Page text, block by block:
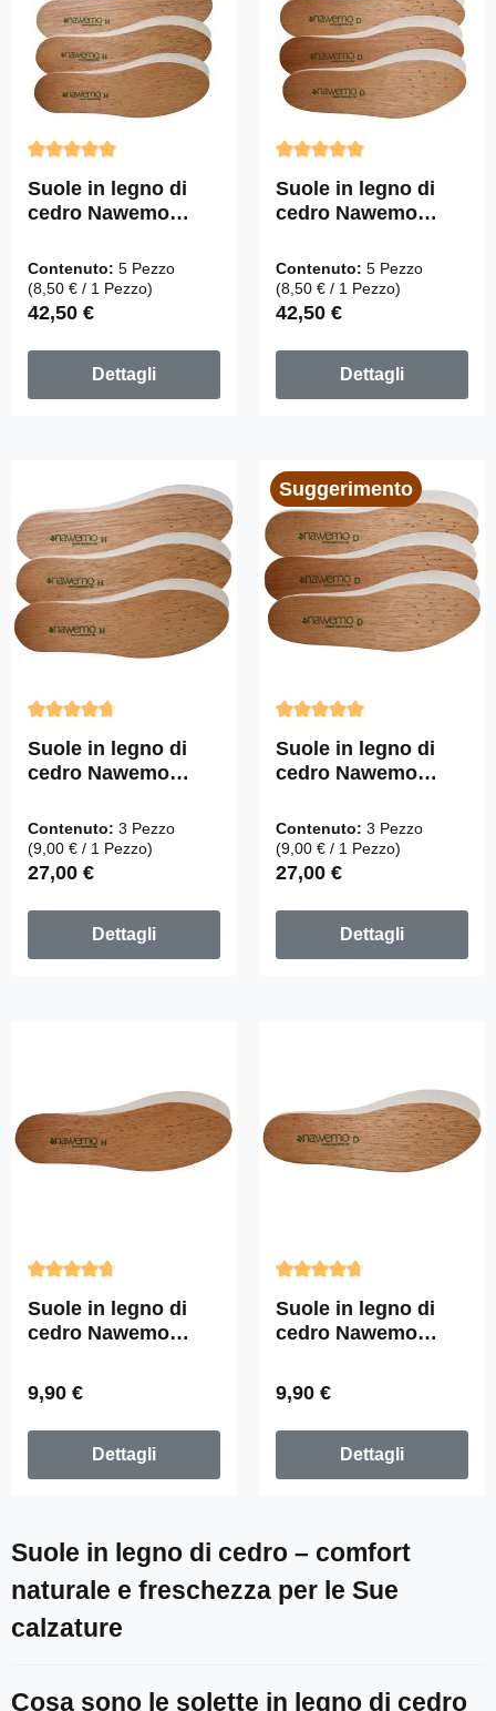
Valutazione media di 5 su 5 stelle
Suole in legno di
cedro Nawemo
da 5 pezzi
Contenuto: 5 Pezzo
(8,50 € / 1 Pezzo)
Prezzo normale:
42,50 €
Dettagli
Valutazione media di 5 su
Suole in legno di
cedro Nawemo
confezione da 5
pezzi
Contenuto: 5 Pezzo
(8,50 € / 1 Pezzo)
Prezzo normale:
42,50 €
Dettagli
Valutazione media di 4.75 su 5 stelle
Suole in legno di
cedro Nawemo
da 3 pezzi
Contenuto: 3 Pezzo
(9,00 € / 1 Pezzo)
Prezzo normale:
27,00 €
Dettagli
Suggerimento
Valutazione media di 5 su
Suole in legno di
cedro Nawemo
confezione da 3
pezzi
Contenuto: 3 Pezzo
(9,00 € / 1 Pezzo)
Prezzo normale:
27,00 €
Dettagli
Valutazione media di 4.79 su 5 stelle
Suole in legno di
cedro Nawemo
Prezzo normale:
9,90 €
Dettagli
Valutazione media di 4.72
Suole in legno di
cedro Nawemo
Prezzo normale:
9,90 €
Dettagli
Suole in legno di cedro – comfort
naturale e freschezza per le Sue
calzature
Cosa sono le solette in legno di cedro